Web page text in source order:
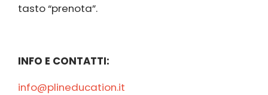
tasto “prenota”.
INFO E CONTATTI:
info@plineducation.it